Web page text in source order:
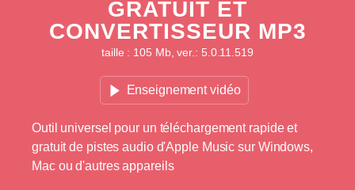
GRATUIT ET
CONVERTISSEUR MP3
taille : 105 Mb, ver.: 5.0.11.519
Enseignement vidéo
Outil universel pour un téléchargement rapide et
gratuit de pistes audio d'Apple Music sur Windows,
Mac ou d'autres appareils